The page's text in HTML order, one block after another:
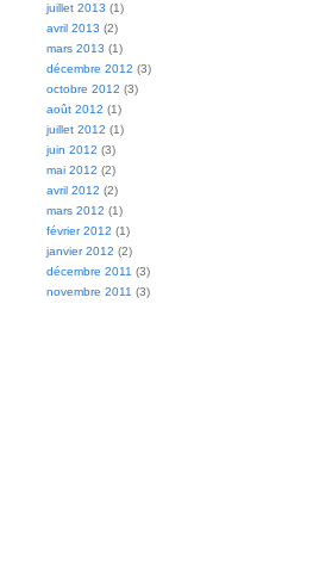
juillet 2013 (1)
avril 2013 (2)
mars 2013 (1)
décembre 2012 (3)
octobre 2012 (3)
août 2012 (1)
juillet 2012 (1)
juin 2012 (3)
mai 2012 (2)
avril 2012 (2)
mars 2012 (1)
février 2012 (1)
janvier 2012 (2)
décembre 2011 (3)
novembre 2011 (3)